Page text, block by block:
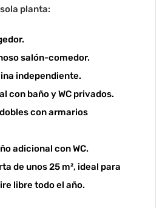
planta:
salón-comedor.
independiente.
con baño y WC privados.
con armarios
adicional con WC.
de unos 25 m², ideal para
libre todo el año.